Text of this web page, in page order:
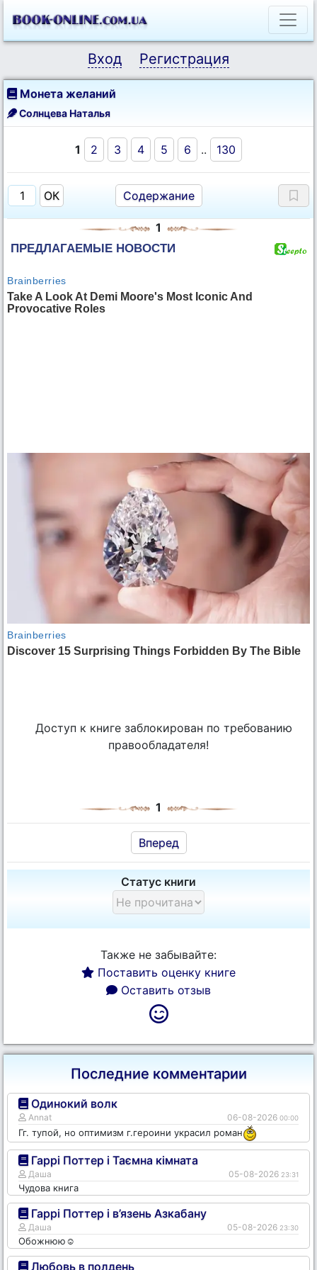
Вход Регистрация
Монета желаний
Солнцева Наталья
1 2 3 4 5 6 .. 130
Содержание
1
Доступ к книге заблокирован по требованию
правообладателя!
1
Вперед
Статус книги
Также не забывайте:
Поставить оценку книге
Оставить отзыв
Последние комментарии
Одинокий волк
Annat 06-08-2026 00:00
Гг. тупой, но оптимизм г.героини украсил роман
Гаррі Поттер і Таємна кімната
Даша 05-08-2026 23:31
Чудова книга
Гаррі Поттер і в’язень Азкабану
Даша 05-08-2026 23:30
Обожнюю☺️
Любовь в полдень